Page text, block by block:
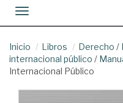
Toggle navigation
Inicio Libros Derecho /
internacional público /
Internacional Público